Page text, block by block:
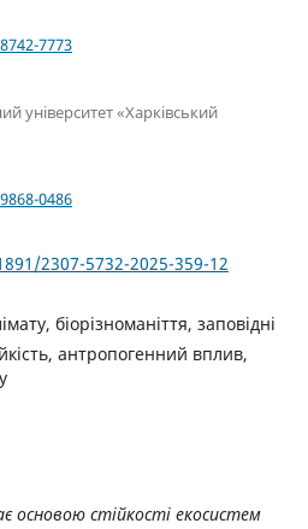
7773
університет «Харківський
0486
2307-5732-2025-359-12
біорізноманіття, заповідні
антропогенний вплив,
основою стійкості екосистем